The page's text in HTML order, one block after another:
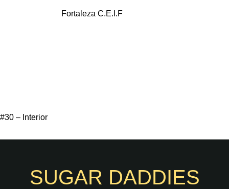
Fortaleza C.E.I.F
#30 – Interior
SUGAR DADDIES